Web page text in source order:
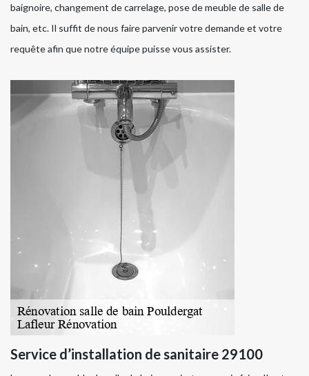
baignoire, changement de carrelage, pose de meuble de salle de
bain, etc. Il suffit de nous faire parvenir votre demande et votre
requête afin que notre équipe puisse vous assister.
Service d’installation de sanitaire 29100